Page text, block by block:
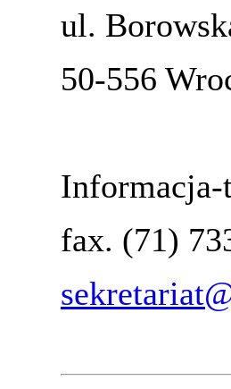
ul.
50-556
Informacja-
fax. (71)